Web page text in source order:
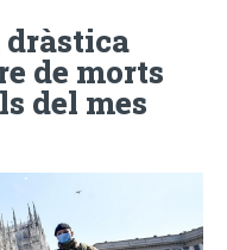
de morts
del mes